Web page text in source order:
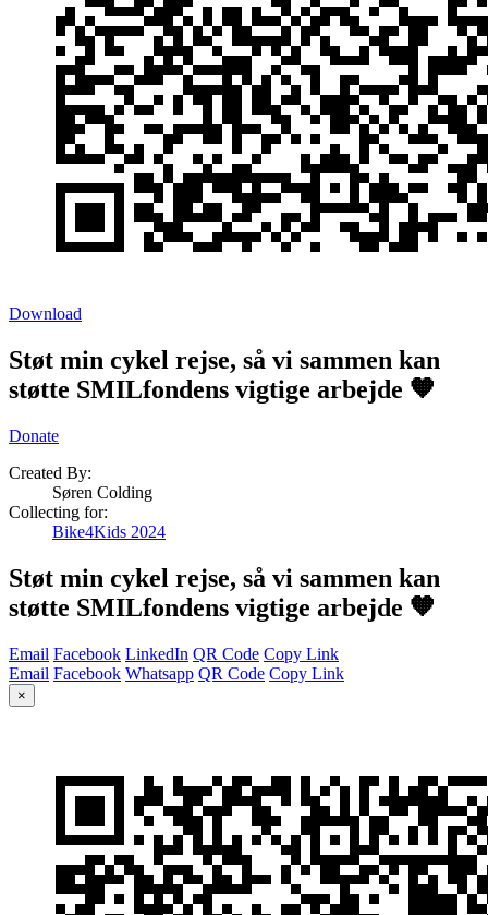
Download
Støt min cykel rejse, så vi sammen kan
støtte SMILfondens vigtige arbejde 🧡
Donate
Created By:
Søren Colding
Collecting for:
Bike4Kids 2024
Støt min cykel rejse, så vi sammen kan
støtte SMILfondens vigtige arbejde 🧡
Email Facebook LinkedIn QR Code Copy Link
Email Facebook Whatsapp QR Code Copy Link
×